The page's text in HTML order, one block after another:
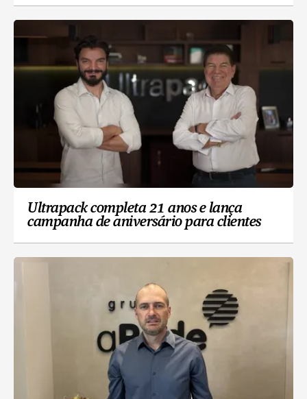
Ultrapack completa 21 anos e lança
campanha de aniversário para clientes